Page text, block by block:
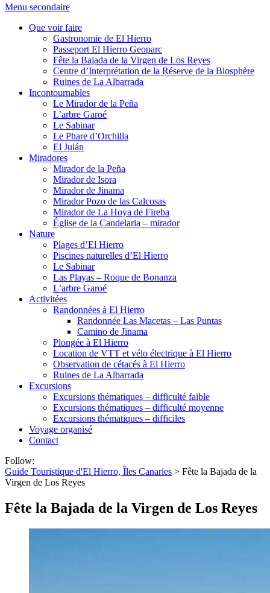
Menu secondaire
Que voir faire
Gastronomie de El Hierro
Passeport El Hierro Geoparc
Fête la Bajada de la Virgen de Los Reyes
Centre d’Interprétation de la Réserve de la Biosphère
Ruines de La Albarrada
Incontournables
Le Mirador de la Peña
L’arbre Garoé
Le Sabinar
Le Phare d’Orchilla
El Julán
Miradores
Mirador de la Peña
Mirador de Isora
Mirador de Jinama
Mirador Pozo de las Calcosas
Mirador de La Hoya de Fireba
Église de la Candelaria – mirador
Nature
Plages d’El Hierro
Piscines naturelles d’El Hierro
Le Sabinar
Las Playas – Roque de Bonanza
L’arbre Garoé
Activitées
Randonnées à El Hierro
Randonnée Las Macetas – Las Puntas
Camino de Jinama
Plongée à El Hierro
Location de VTT et vélo électrique à El Hierro
Observation de cétacés à El Hierro
Ruines de La Albarrada
Excursions
Excursions thématiques – difficulté faible
Excursions thématiques – difficulté moyenne
Excursions thématiques – difficiles
Voyage organisé
Contact
Follow:
Guide Touristique d'El Hierro, Îles Canaries > Fête la Bajada de la
Virgen de Los Reyes
Fête la Bajada de la Virgen de Los Reyes